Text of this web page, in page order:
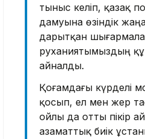
тыныс әкеліп, қазақ
дамуына өзіндік
дарытқан
руханиятымыздың
айналды.
Қоғамдағы күрделі
қосып, ел мен жер
ойлы да отты пікір
азаматтық биік